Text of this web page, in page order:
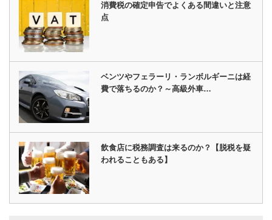
消費税の確定申告でよくある間違いと注意
点
ベンツやフェラーリ・ランボルギーニは経
費で落ちるのか？～高級外車…
飲食店に税務調査は来るのか？【脱税を疑
われることもある】